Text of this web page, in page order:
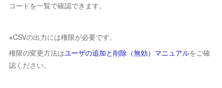
コードを一覧で確認できます。
※CSVの出力には権限が必要です。
権限の変更方法はユーザの追加と削除（無効）マニュアルをご確
認ください。